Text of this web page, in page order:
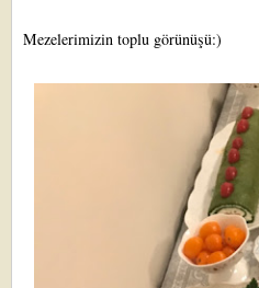
Mezelerimizin toplu görünüşü:)